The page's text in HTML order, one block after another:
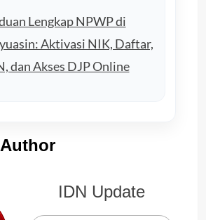
Lengkap NPWP di
Aktivasi NIK, Daftar,
dan Akses DJP Online
IDN Update